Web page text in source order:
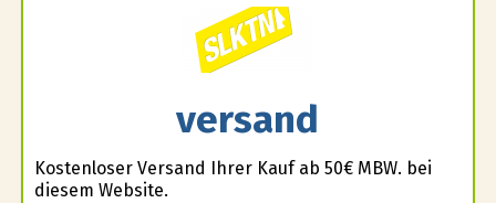
versand
Kostenloser Versand Ihrer Kauf ab 50€ MBW. bei
diesem Website.